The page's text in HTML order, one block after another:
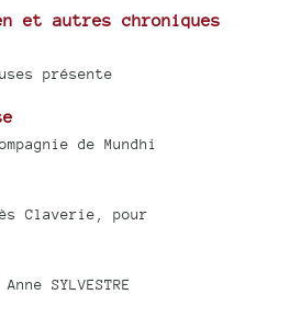
et autres chroniques
présente
de Mundhi
Claverie, pour
SYLVESTRE